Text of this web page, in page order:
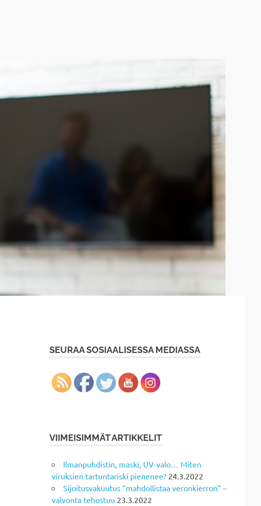
SEURAA SOSIAALISESSA MEDIASSA
VIIMEISIMMÄT ARTIKKELIT
Ilmanpuhdistin, maski, UV-valo… Miten
viruksien tartuntariski pienenee? 24.3.2022
Sijoitusvakuutus “mahdollistaa veronkierron” –
valvonta tehostuu 23.3.2022